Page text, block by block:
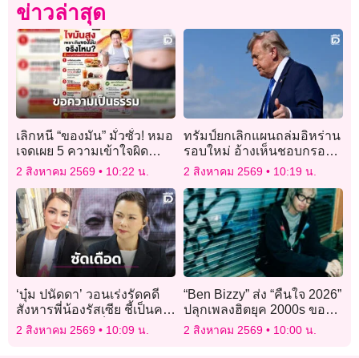
ข่าวล่าสุด
เลิกหนี “ของมัน” มั่วซั่ว! หมอ
เจดเผย 5 ความเข้าใจผิด
ทำไมไขมันในเลือดไม่ยอม
2 สิงหาคม 2569 10:22 น.
ทรัมป์ยกเลิกแผนถล่มอิหร่าน
รอบใหม่ อ้างเห็นชอบกรอบ
ข้อตกลงได้แล้ว
2 สิงหาคม 2569 10:19 น.
‘บุ๋ม ปนัดดา’ วอนเร่งรัดคดี
สังหารพี่น้องรัสเซีย ชี้เป็นคน
อำมหิตไม่ควรเป็นมนุษย์อยู่
2 สิงหาคม 2569 10:09 น.
“Ben Bizzy” ส่ง “คืนใจ 2026”
ปลุกเพลงฮิตยุค 2000s ของ
Vacation Band ในสไตล์
2 สิงหาคม 2569 10:00 น.